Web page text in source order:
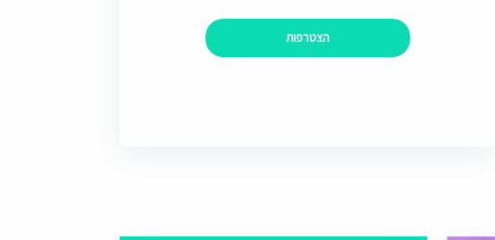
הצטרפות